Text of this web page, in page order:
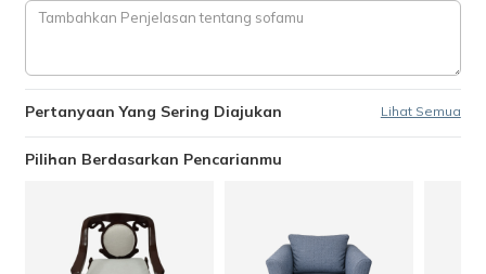
Pertanyaan Yang Sering Diajukan Lihat Semua
Pilihan Berdasarkan Pencarianmu